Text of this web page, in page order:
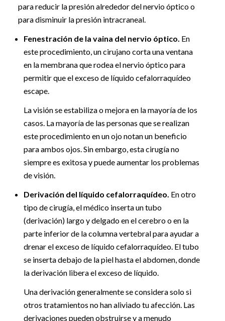
para reducir la presión alrededor del nervio óptico o
para disminuir la presión intracraneal.
Fenestración de la vaina del nervio óptico. En
este procedimiento, un cirujano corta una ventana
en la membrana que rodea el nervio óptico para
permitir que el exceso de líquido cefalorraquídeo
escape.
La visión se estabiliza o mejora en la mayoría de los
casos. La mayoría de las personas que se realizan
este procedimiento en un ojo notan un beneficio
para ambos ojos. Sin embargo, esta cirugía no
siempre es exitosa y puede aumentar los problemas
de visión.
Derivación del líquido cefalorraquídeo. En otro
tipo de cirugía, el médico inserta un tubo
(derivación) largo y delgado en el cerebro o en la
parte inferior de la columna vertebral para ayudar a
drenar el exceso de líquido cefalorraquídeo. El tubo
se inserta debajo de la piel hasta el abdomen, donde
la derivación libera el exceso de líquido.
Una derivación generalmente se considera solo si
otros tratamientos no han aliviado tu afección. Las
derivaciones pueden obstruirse y a menudo